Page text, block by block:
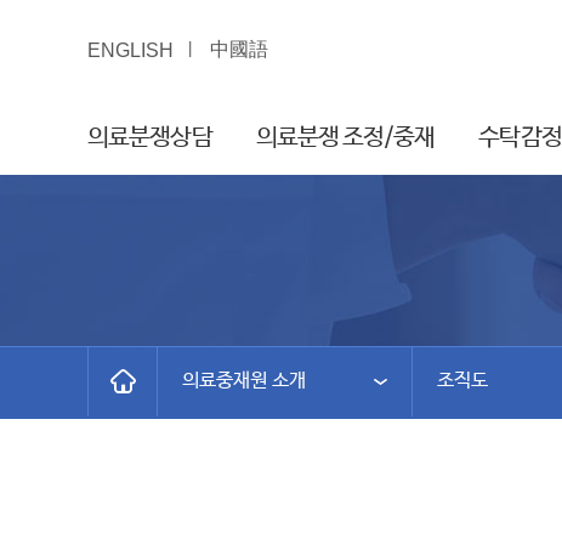
ENGLISH 中國語
의료분쟁상담 의료분쟁 조정/중재 수탁감정
의료중재원 소개 조직도